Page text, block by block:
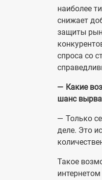
наиболее
снижает
защиты
спроса со
— Какие
шанс
— Только
деле. Это
Такое